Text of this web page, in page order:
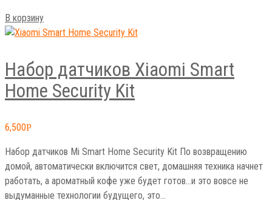
В корзину
Набор датчиков Xiaomi Smart
Home Security Kit
6,500Р
Набор датчиков Mi Smart Home Security Kit По возвращению
домой, автоматически включится свет, домашняя техника начнет
работать, а ароматный кофе уже будет готов…и это вовсе не
выдуманные технологии будущего, это…